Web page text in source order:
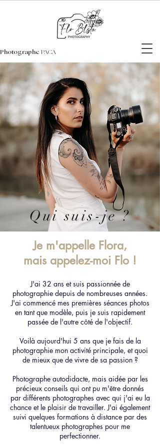
PhotographePACA
Qui suis-je ?
Je m'appelle Flora,
mais appelez-moi Flo !
J'ai 32 ans et suis passionnée de
photographie depuis de nombreuses années.
J'ai commencé mes premières séances photos
en tant que modèle, puis je suis rapidement
passée de l'autre côté de l'objectif.
Voilà aujourd'hui 5 ans que je fais de la
photographie mon activité principale, et quoi
de mieux que de vivre de sa passion ?
Photographe autodidacte, mais aidée par les
précieux conseils qui ont pu m'être donnés
par différents photographes avec qui j'ai eu la
chance et le plaisir de travailler. J'ai également
suivi quelques formations à distance par des
talentueux photographes pour me
perfectionner.